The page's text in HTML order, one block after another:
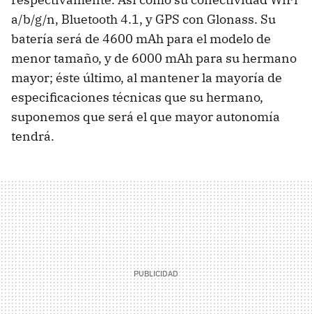
a/b/g/n, Bluetooth 4.1, y GPS con Glonass. Su
batería será de 4600 mAh para el modelo de
menor tamaño, y de 6000 mAh para su hermano
mayor; éste último, al mantener la mayoría de
especificaciones técnicas que su hermano,
suponemos que será el que mayor autonomía
tendrá.